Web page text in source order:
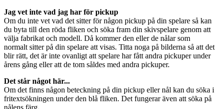
Jag vet inte vad jag har för pickup
Om du inte vet vad det sitter för någon pickup på din spelare så kan
du byta till den röda fliken och söka fram din skivspelare genom att
välja fabrikat och modell. Då kommer den eller de nålar som
normalt sitter på din spelare att visas. Titta noga på bilderna så att det
blir rätt, det är inte ovanligt att spelare har fått andra pickuper under
årens gång eller att de tom såldes med andra pickuper.
Det står något här...
Om det finns någon beteckning på din pickup eller nål kan du söka i
fritextsökningen under den blå fliken. Det fungerar även att söka på
nålens färg.